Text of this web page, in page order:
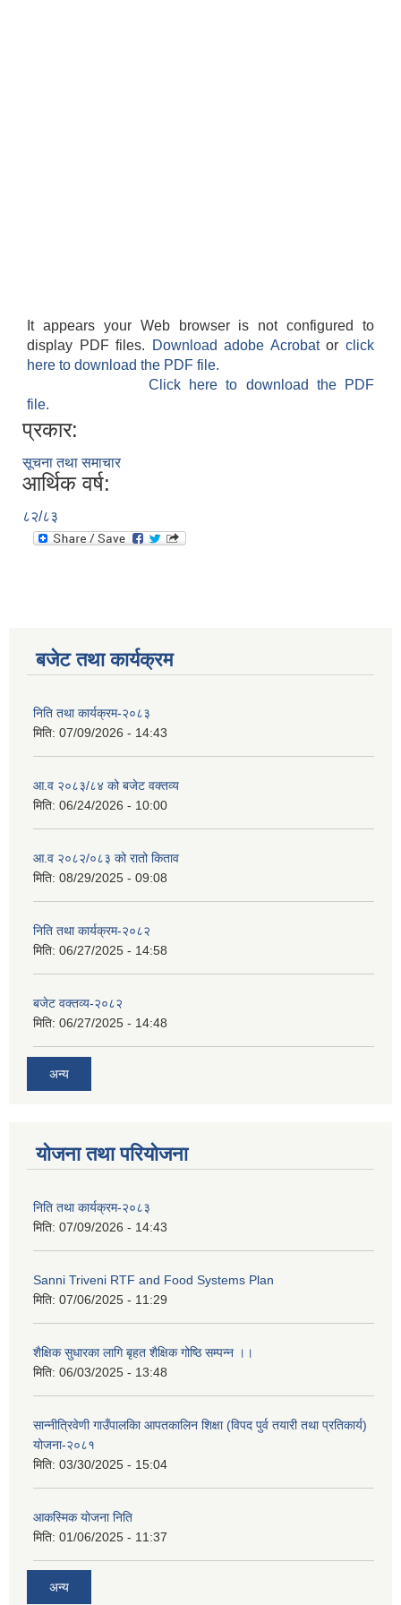
It appears your Web browser is not configured to
display PDF files.
Download adobe Acrobatorclick
here to download the PDF file.
Click here to download the PDF
file.
प्रकार:
सूचना तथा समाचार
आर्थिक वर्ष:
८२/८३
बजेट तथा कार्यक्रम
निति तथा कार्यक्रम-२०८३
मिति: 07/09/2026 - 14:43
आ.व २०८३/८४ को बजेट वक्तव्य
मिति: 06/24/2026 - 10:00
आ.व २०८२/०८३ को रातो किताव
मिति: 08/29/2025 - 09:08
निति तथा कार्यक्रम-२०८२
मिति: 06/27/2025 - 14:58
बजेट वक्तव्य-२०८२
मिति: 06/27/2025 - 14:48
अन्य
योजना तथा परियोजना
निति तथा कार्यक्रम-२०८३
मिति: 07/09/2026 - 14:43
Sanni Triveni RTF and Food Systems Plan
मिति: 07/06/2025 - 11:29
शैक्षिक सुधारका लागि बृहत शैक्षिक गोष्ठि सम्पन्न ।।
मिति: 06/03/2025 - 13:48
सान्नीत्रिवेणी गाउँपालकिा आपतकालिन शिक्षा (विपद पुर्व तयारी तथा प्रतिकार्य)
योजना-२०८१
मिति: 03/30/2025 - 15:04
आकस्मिक योजना निति
मिति: 01/06/2025 - 11:37
अन्य